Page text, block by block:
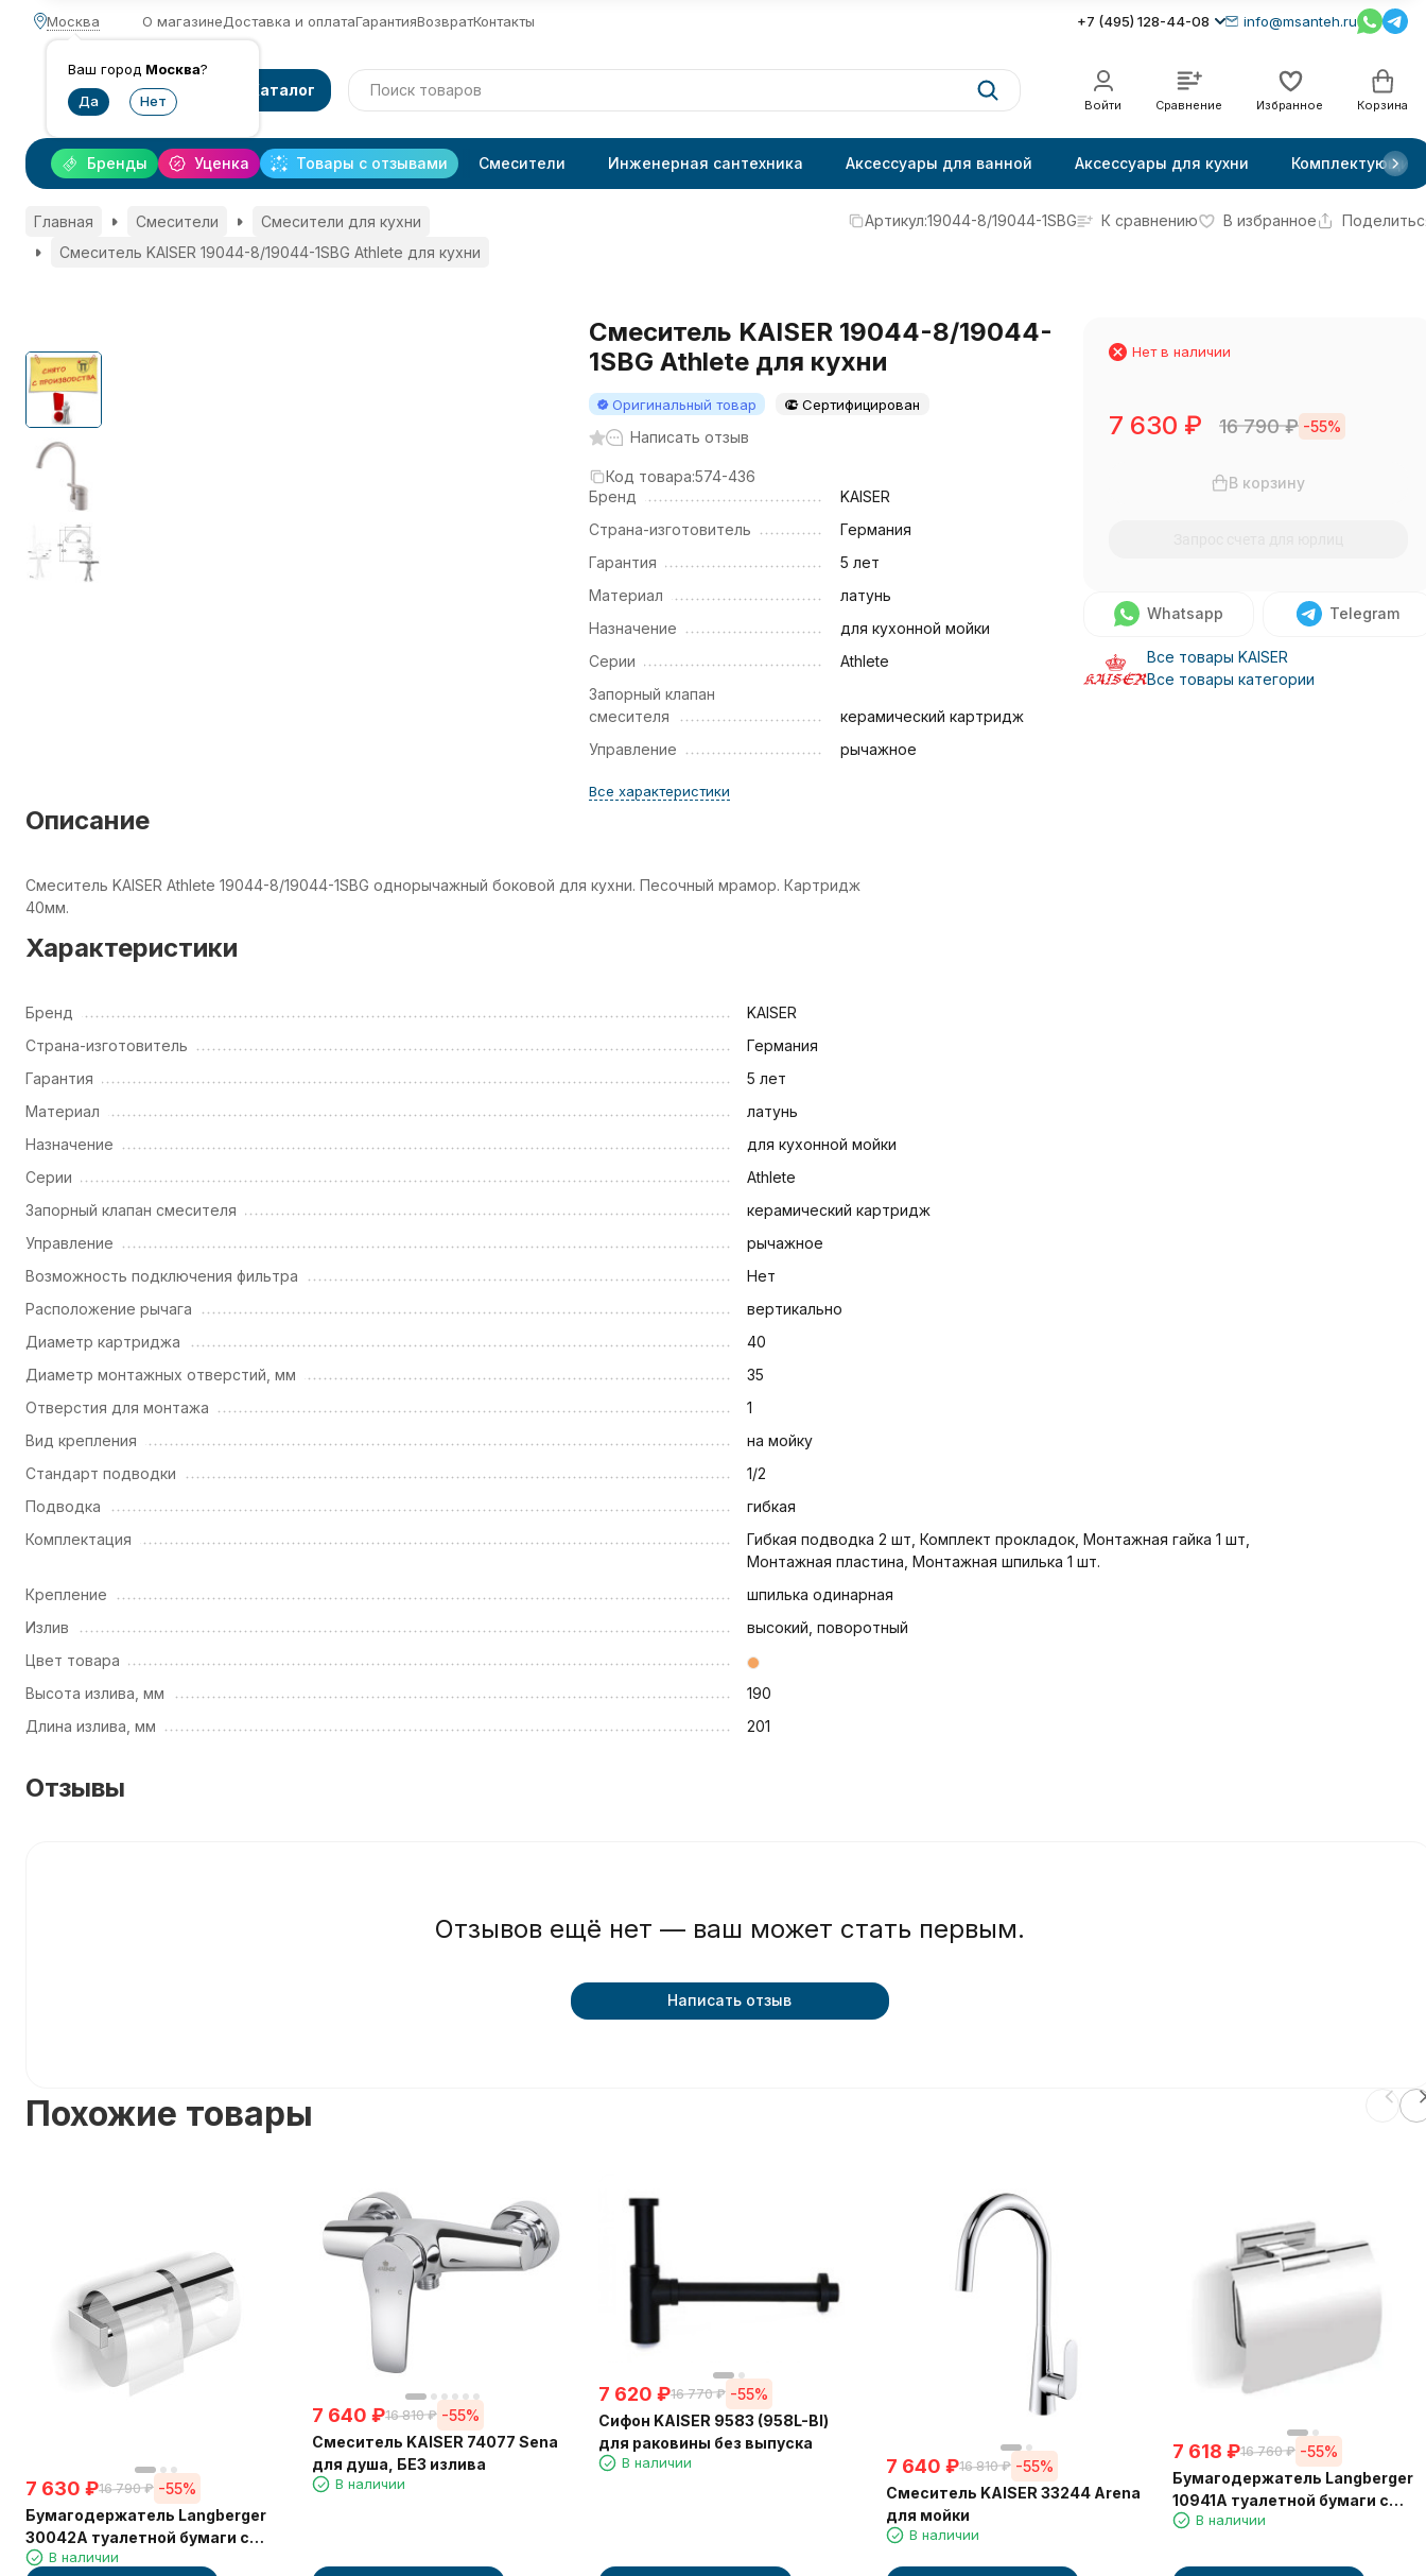
Москва
Ваш город Москва?
О магазинеДоставка и оплатаГарантияВозвратКонтакты +7 (495) 128-44-08 info@msanteh.ru
Каталог
Войти Сравнение Избранное Корзина
Уценка Товары с отзывами
Бренды Смесители Инженерная сантехника Аксессуары для ванной Аксессуары для кухни Комплектующие
Главная Смесители
Смесители для кухни
Смеситель KAISER 19044-8/19044-1SBG Athlete для кухни
Артикул:19044-8/19044-1SBG К сравнению В избранное
Смеситель KAISER 19044-8/19044-
1SBG Athlete для кухни
Оригинальный товар Сертифицирован
Написать отзыв
Код товара:574-436
Бренд
KAISER
Страна-изготовитель
Германия
Гарантия
5 лет
Материал
латунь
Назначение
для кухонной мойки
Серии
Athlete
Запорный клапан
смесителя
керамический картридж
Управление
рычажное
Все характеристики
Нет в наличии
7 630 ₽ 16 790₽ -55%
В корзину
Whatsapp Telegram
Все товары KAISER
Все товары категории
Описание
Смеситель KAISER Athlete 19044-8/19044-1SBG однорычажный боковой для кухни. Песочный мрамор. Картридж
40мм.
Характеристики
Бренд
KAISER
Страна-изготовитель
Германия
Гарантия
5 лет
Материал
латунь
Назначение
для кухонной мойки
Серии
Athlete
Запорный клапан смесителя
керамический картридж
Управление
рычажное
Возможность подключения фильтра
Нет
Расположение рычага
вертикально
Диаметр картриджа
40
Диаметр монтажных отверстий, мм
35
Отверстия для монтажа
1
Вид крепления
на мойку
Стандарт подводки
1/2
Подводка
гибкая
Комплектация
Гибкая подводка 2 шт, Комплект прокладок, Монтажная гайка 1 шт,
Монтажная пластина, Монтажная шпилька 1 шт.
Крепление
шпилька одинарная
Излив
высокий, поворотный
Цвет товара
Высота излива, мм
190
Длина излива, мм
201
Отзывы
Отзывов ещё нет — ваш может стать первым.
Написать отзыв
Похожие товары
7 630 ₽16 790 ₽ -55%
Бумагодержатель Langberger
30042A туалетной бумаги с
крышкой двойной
В наличии
7 640 ₽16 810 ₽ -55%
Смеситель KAISER 74077 Sena
для душа, БЕЗ излива
В наличии
7 620 ₽16 770 ₽ -55%
Сифон KAISER 9583 (958L-Bl)
для раковины без выпуска
В наличии 7 640 ₽16 810 ₽ -55%
Смеситель KAISER 33244 Arena
для мойки
В наличии
7 618 ₽16 760 ₽ -55%
Бумагодержатель Langberger
10941A туалетной бумаги с
крышкой
В наличии